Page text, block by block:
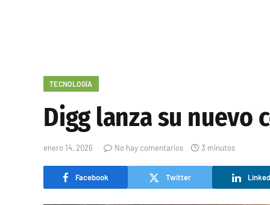
TECNOLOGÍA
Digg lanza su
enero 14, 2026 No hay comentarios 3 minutos
Facebook Twitter